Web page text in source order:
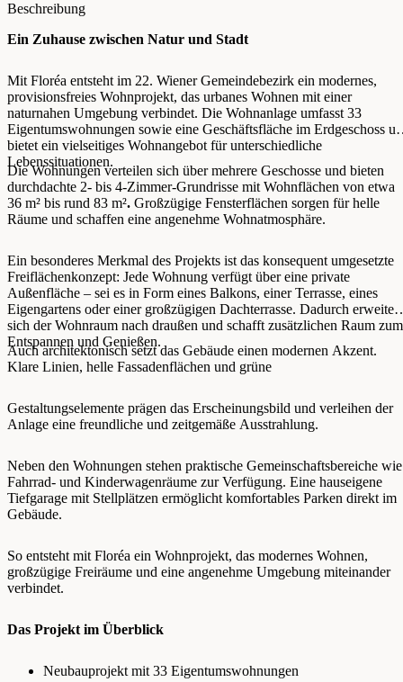
Beschreibung
Ein Zuhause zwischen Natur und Stadt
Mit Floréa entsteht im 22. Wiener Gemeindebezirk ein modernes,
provisionsfreies Wohnprojekt, das urbanes Wohnen mit einer
naturnahen Umgebung verbindet. Die Wohnanlage umfasst 33
Eigentumswohnungen sowie eine Geschäftsfläche im Erdgeschoss
bietet ein vielseitiges Wohnangebot für unterschiedliche
Lebenssituationen.
Die Wohnungen verteilen sich über mehrere Geschosse und bieten
durchdachte 2- bis 4-Zimmer-Grundrisse mit Wohnflächen von etwa
36 m² bis rund 83 m². Großzügige Fensterflächen sorgen für helle
Räume und schaffen eine angenehme Wohnatmosphäre.
Ein besonderes Merkmal des Projekts ist das konsequent umgesetzte
Freiflächenkonzept: Jede Wohnung verfügt über eine private
Außenfläche – sei es in Form eines Balkons, einer Terrasse, eines
Eigengartens oder einer großzügigen Dachterrasse. Dadurch erweitert
sich der Wohnraum nach draußen und schafft zusätzlichen Raum zum
Entspannen und Genießen.
Auch architektonisch setzt das Gebäude einen modernen Akzent.
Klare Linien, helle Fassadenflächen und grüne
Gestaltungselemente prägen das Erscheinungsbild und verleihen der
Anlage eine freundliche und zeitgemäße Ausstrahlung.
Neben den Wohnungen stehen praktische Gemeinschaftsbereiche wie
Fahrrad- und Kinderwagenräume zur Verfügung. Eine hauseigene
Tiefgarage mit Stellplätzen ermöglicht komfortables Parken direkt im
Gebäude.
So entsteht mit Floréa ein Wohnprojekt, das modernes Wohnen,
großzügige Freiräume und eine angenehme Umgebung miteinander
verbindet.
Das Projekt im Überblick
Neubauprojekt mit 33 Eigentumswohnungen